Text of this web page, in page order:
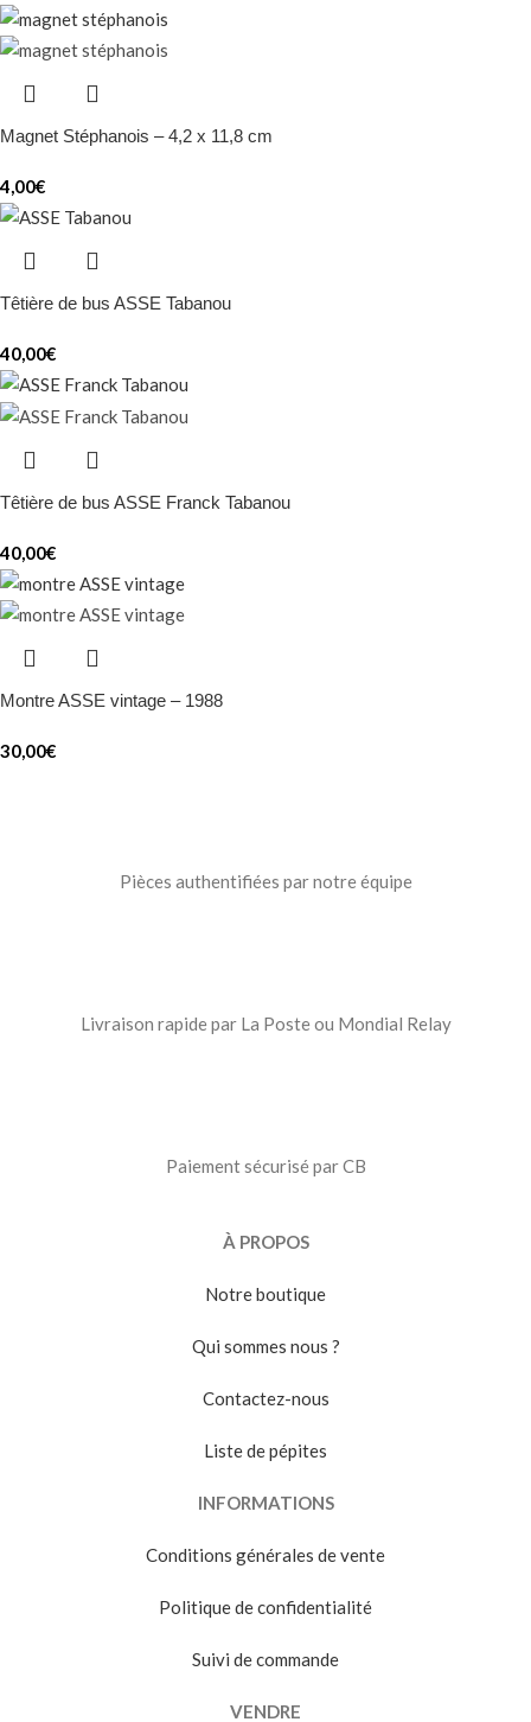
Magnet Stéphanois – 4,2 x 11,8 cm
4,00€
Têtière de bus ASSE Tabanou
40,00€
Têtière de bus ASSE Franck Tabanou
40,00€
Montre ASSE vintage – 1988
30,00€
Pièces authentifiées par notre équipe
Livraison rapide par La Poste ou Mondial Relay
Paiement sécurisé par CB
À PROPOS
Notre boutique
Qui sommes nous ?
Contactez-nous
Liste de pépites
INFORMATIONS
Conditions générales de vente
Politique de confidentialité
Suivi de commande
VENDRE